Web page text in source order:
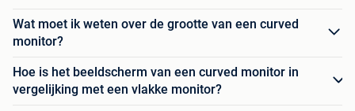
Wat moet ik weten over de grootte van een curved
monitor?
Hoe is het beeldscherm van een curved monitor in
vergelijking met een vlakke monitor?